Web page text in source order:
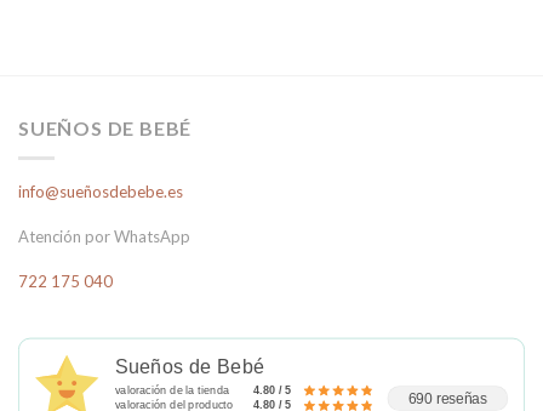
Las
se
elegir
de
producto
de
SUEÑOS DE BEBÉ
info@sueñosdebebe.es
Atención por WhatsApp
722 175 040
Sueños de Bebé
valoración de la tienda
4.80 / 5
valoración del producto
4.80 / 5 690 reseñas